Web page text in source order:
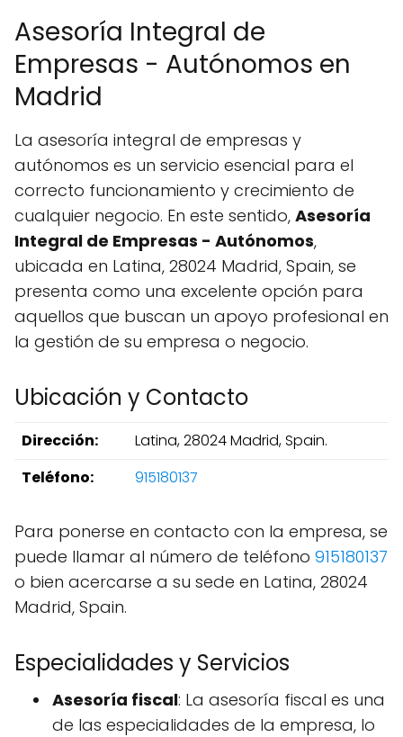
Asesoría Integral de
Empresas - Autónomos en
Madrid
La asesoría integral de empresas y
autónomos es un servicio esencial para el
correcto funcionamiento y crecimiento de
cualquier negocio. En este sentido, Asesoría
Integral de Empresas - Autónomos,
ubicada en Latina, 28024 Madrid, Spain, se
presenta como una excelente opción para
aquellos que buscan un apoyo profesional en
la gestión de su empresa o negocio.
Ubicación y Contacto
Dirección:
Latina, 28024 Madrid, Spain.
Teléfono:
915180137
Para ponerse en contacto con la empresa, se
puede llamar al número de teléfono 915180137
o bien acercarse a su sede en Latina, 28024
Madrid, Spain.
Especialidades y Servicios
Asesoría fiscal: La asesoría fiscal es una
de las especialidades de la empresa, lo